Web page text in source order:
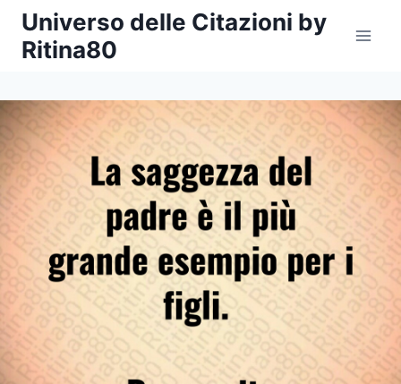
Salta
contenuto
Universo delle Citazioni by
Ritina80